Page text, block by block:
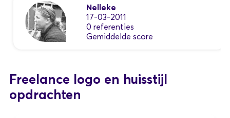
Nelleke
17-03-2011
0 referenties
Gemiddelde score
Freelance logo en huisstijl
opdrachten